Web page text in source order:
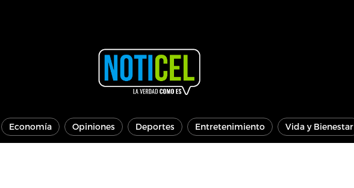
Economía Opiniones Deportes Entretenimiento Vida y Bienestar